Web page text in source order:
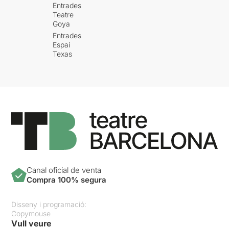
Entrades
Teatre
Goya
Entrades
Espai
Texas
Canal oficial de venta
Compra 100% segura
Disseny i programació:
Copymouse
Vull veure